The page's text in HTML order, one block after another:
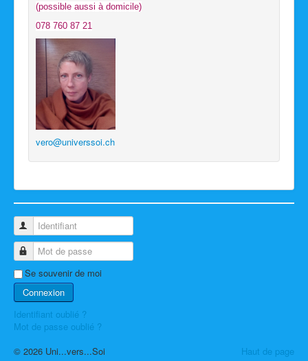
(possible aussi à domicile)
078 760 87 21
vero@universsoi.ch
Identifiant
Mot de passe
Se souvenir de moi
Connexion
Identifiant oublié ?
Mot de passe oublié ?
Haut de page
© 2026 Uni...vers...Soi